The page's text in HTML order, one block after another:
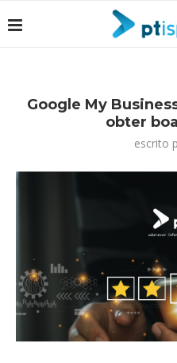
Google My
obter
escrito